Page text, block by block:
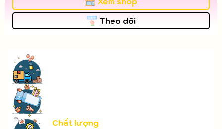
Theo dõi
Chất lượng